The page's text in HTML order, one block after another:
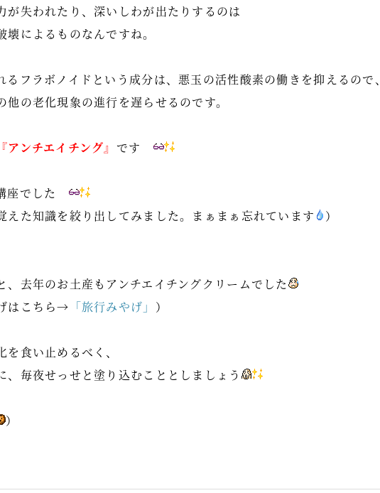
が失われたり、深いしわが出たりするのは
壊によるものなんですね。
るフラボノイドという成分は、悪玉の活性酸素の働きを抑えるので、
他の老化現象の進行を遅らせるのです。
『アンチエイチング』 です
座でした
えた知識を絞り出してみました。まぁまぁ忘れています
）
、去年のお土産もアンチエイチングクリームでした
はこちら→ 「旅行みやげ」 ）
食い止めるべく、
、毎夜せっせと塗り込むこととしましょう
）